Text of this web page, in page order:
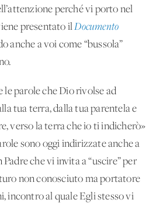
perché vi porto nel
presentato ilDocumento
anche a voi come “bussola”
parole che Dio rivolse ad
tua terra, dalla tua parentela e
verso la terra che io ti indicherò»
sono oggi indirizzate anche a
che vi invita a “uscire” per
non conosciuto ma portatore
incontro al quale Egli stesso vi